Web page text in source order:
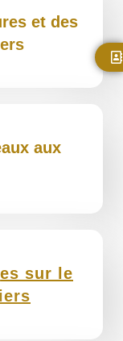
et des
aux
sur le